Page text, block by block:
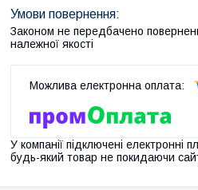
Законом не передбачено
належної якості
У компанії підключені електронні
будь-який товар не покидаючи